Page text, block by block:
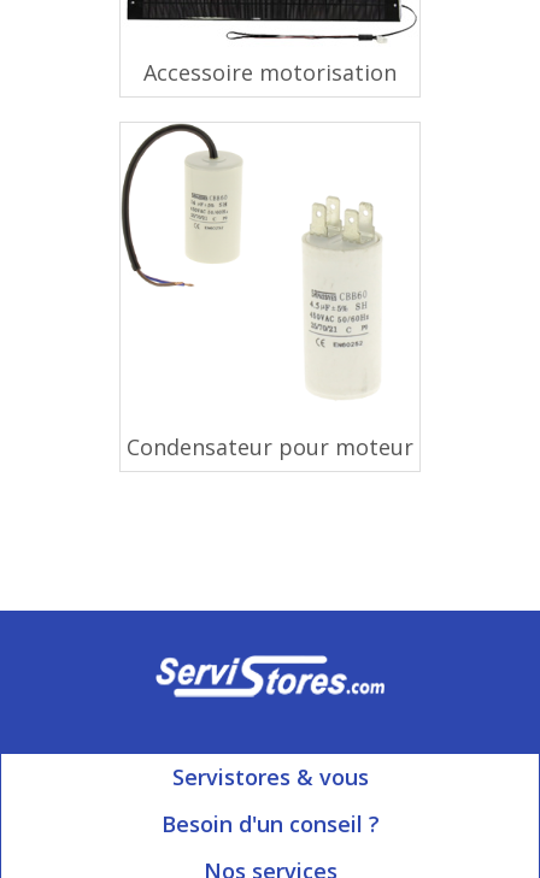
Accessoire motorisation
Condensateur pour moteur
Servistores & vous
Mon compte
Besoin d'un conseil ?
Ouvert du Lundi au Vendredi
Nos services